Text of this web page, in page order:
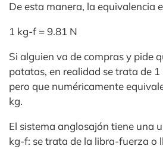
De esta manera, la equivalencia
1 kg-f = 9.81 N
Si alguien va de compras y pide
patatas, en realidad se trata de
pero que numéricamente
kg.
El sistema anglosajón tiene una
kg-f: se trata de la libra-fuerza o